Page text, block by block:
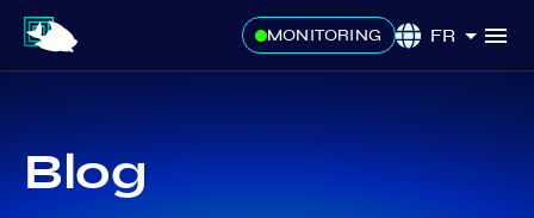
MONITORING FR
Blog